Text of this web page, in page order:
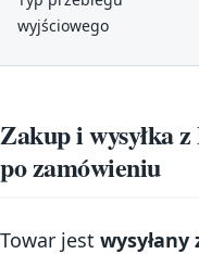
wyjściowego
Zakup i wysyłka
po zamówieniu
Towar jest wysyłany